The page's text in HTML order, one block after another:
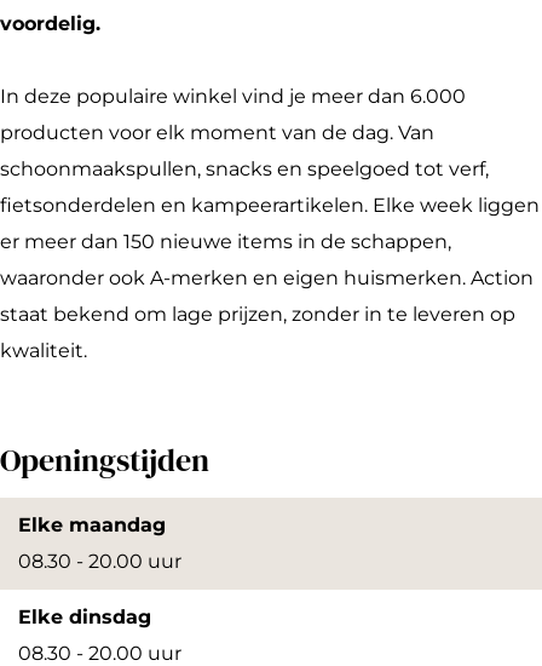
o
r
i
n
c
h
e
t
o
n
G
o
r
i
n
c
m
n
o
r
i
n
c
h
e
m
i
o
n
G
o
r
i
e
m
voordelig.
In deze populaire winkel vind je meer dan 6.000
producten voor elk moment van de dag. Van
schoonmaakspullen, snacks en speelgoed tot verf,
fietsonderdelen en kampeerartikelen. Elke week liggen
er meer dan 150 nieuwe items in de schappen,
waaronder ook A-merken en eigen huismerken. Action
staat bekend om lage prijzen, zonder in te leveren op
kwaliteit.
Openingstijden
Elke maandag
08.30 - 20.00 uur
Elke dinsdag
08.30 - 20.00 uur